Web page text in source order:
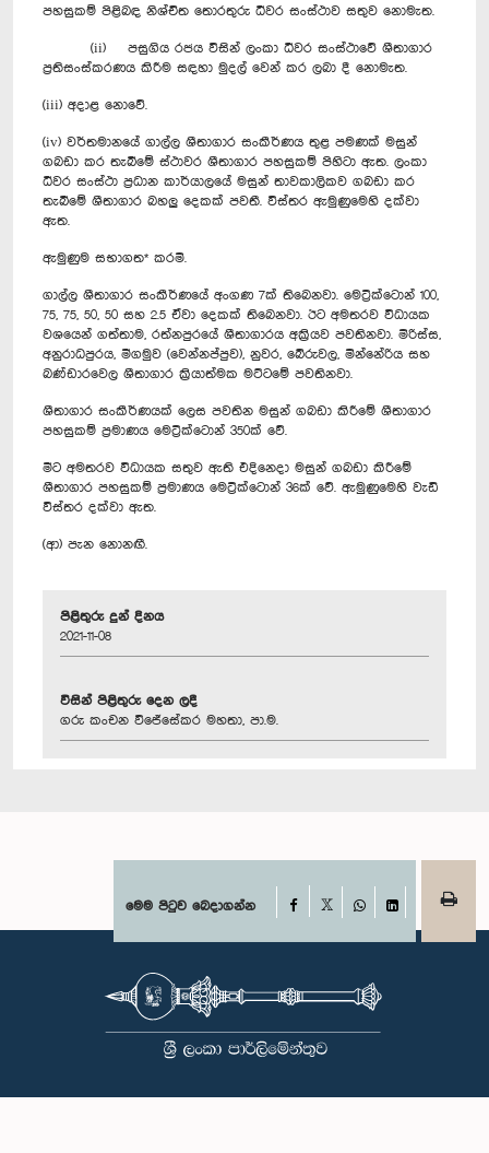
පහසුකම් පිළිබඳ නිශ්චිත තොරතුරු ධීවර සංස්ථාව සතුව නොමැත.
(ii) පසුගිය රජය විසින් ලංකා ධීවර සංස්ථාවේ ශීතාගාර
ප්‍රතිසංස්කරණය කිරීම සඳහා මුදල් වෙන් කර ලබා දී නොමැත.
(iii) අදාළ නොවේ.
(iv) වර්තමානයේ ගාල්ල ශීතාගාර සංකීර්ණය තුළ පමණක් මසුන්
ගබඩා කර තැබීමේ ස්ථාවර ශීතාගාර පහසුකම් පිහිටා ඇත. ලංකා
ධීවර සංස්ථා ප්‍රධාන කාර්යාලයේ මසුන් තාවකාලිකව ගබඩා කර
තැබීමේ ශීතාගාර බහලු දෙකක් පවතී. විස්තර ඇමුණුමෙහි දක්වා
ඇත.
ඇමුණුම සභාගත* කරමි.
ගාල්ල ශීතාගාර සංකීර්ණයේ අංගණ 7ක් තිබෙනවා. මෙට්‍රික්ටොන් 100,
75, 75, 50, 50 සහ 2.5 ඒවා දෙකක් තිබෙනවා. ඊට අමතරව විධායක
වශයෙන් ගත්තාම, රත්නපුරයේ ශීතාගාරය අක්‍රියව පවතිනවා. මිරිස්ස,
අනුරාධපුරය, මීගමුව (වෙන්නප්පුව), නුවර, බේරුවල, මින්නේරිය සහ
බණ්ඩාරවෙල ශීතාගාර ක්‍රියාත්මක මට්ටමේ පවතිනවා.
ශීතාගාර සංකීර්ණයක් ලෙස පවතින මසුන් ගබඩා කිරීමේ ශීතාගාර
පහසුකම් ප්‍රමාණය මෙට්‍රික්ටොන් 350ක් වේ.
මීට අමතරව විධායක සතුව ඇති එදිනෙදා මසුන් ගබඩා කිරීමේ
ශීතාගාර පහසුකම් ප්‍රමාණය මෙට්‍රික්ටොන් 36ක් වේ. ඇමුණුමෙහි වැඩි
විස්තර දක්වා ඇත.
(ආ) පැන නොනඟී.
පිළිතුරු දුන් දිනය
2021-11-08
විසින් පිළිතුරු දෙන ලදී
ගරු කංචන විජේසේකර මහතා, පා.ම.
මෙම පිටුව බෙදාගන්න Facebook
WhatsAppLinkedIn